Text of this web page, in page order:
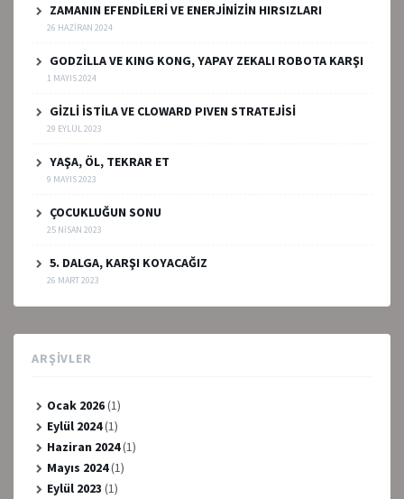
ZAMANIN EFENDİLERİ VE ENERJİNİZİN HIRSIZLARI
26 HAZIRAN 2024
GODZİLLA VE KING KONG, YAPAY ZEKALI ROBOTA KARŞI
1 MAYIS 2024
GİZLİ İSTİLA VE CLOWARD PIVEN STRATEJİSİ
29 EYLÜL 2023
YAŞA, ÖL, TEKRAR ET
9 MAYIS 2023
ÇOCUKLUĞUN SONU
25 NISAN 2023
5. DALGA, KARŞI KOYACAĞIZ
26 MART 2023
ARŞIVLER
Ocak 2026(1)
Eylül 2024(1)
Haziran 2024(1)
Mayıs 2024(1)
Eylül 2023 (1)